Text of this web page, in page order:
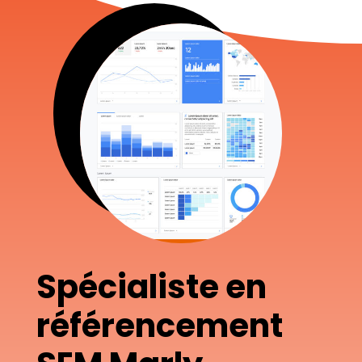
Spécialiste en
référencement